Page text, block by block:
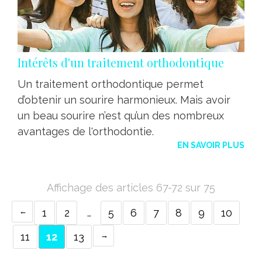
Intérêts d'un traitement orthodontique
Un traitement orthodontique permet
d’obtenir un sourire harmonieux. Mais avoir
un beau sourire n’est qu’un des nombreux
avantages de l'orthodontie.
EN SAVOIR PLUS
Affichage des articles 67-72 sur 75
1 2 … 5 6 7 8 9
10
11
12 13